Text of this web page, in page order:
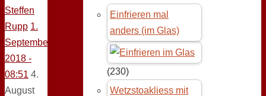
Steffen
Rupp 1.
September
2018 -
08:51 4.
August
Einfrieren mal
anders (im Glas)
(230)
Wetzstoakliess mit